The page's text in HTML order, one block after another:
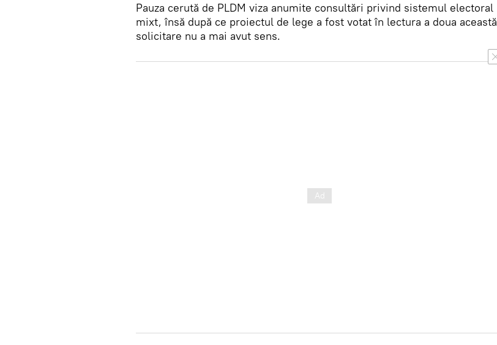
Pauza cerută de PLDM viza anumite consultări privind sistemul electoral
mixt, însă după ce proiectul de lege a fost votat în lectura a doua această
solicitare nu a mai avut sens.